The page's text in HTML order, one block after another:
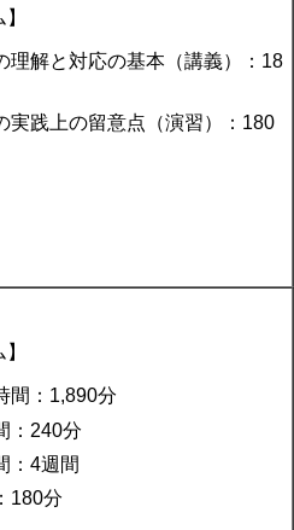
理解と対応の基本（講義）：18
実践上の留意点（演習）：180
間：1,890分
：240分
：4週間
180分